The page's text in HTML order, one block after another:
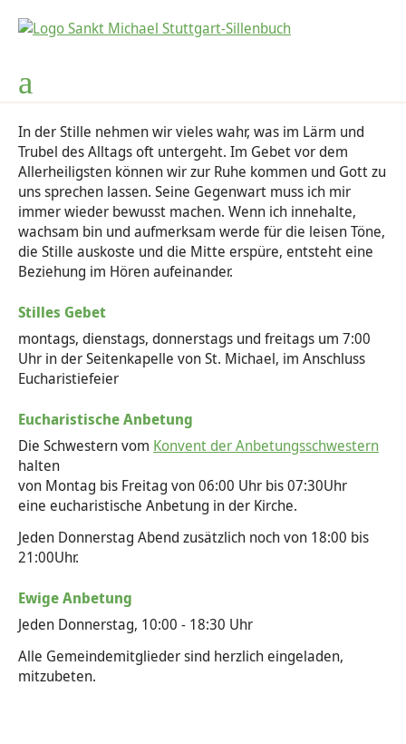
In der Stille nehmen wir vieles wahr, was im Lärm und
Trubel des Alltags oft untergeht. Im Gebet vor dem
Allerheiligsten können wir zur Ruhe kommen und Gott zu
uns sprechen lassen. Seine Gegenwart muss ich mir
immer wieder bewusst machen. Wenn ich innehalte,
wachsam bin und aufmerksam werde für die leisen Töne,
die Stille auskoste und die Mitte erspüre, entsteht eine
Beziehung im Hören aufeinander.
Stilles Gebet
montags, dienstags, donnerstags und freitags um 7:00
Uhr in der Seitenkapelle von St. Michael, im Anschluss
Eucharistiefeier
Eucharistische Anbetung
Die Schwestern vom Konvent der Anbetungsschwestern
halten
von Montag bis Freitag von 06:00 Uhr bis 07:30Uhr
eine eucharistische Anbetung in der Kirche.
Jeden Donnerstag Abend zusätzlich noch von 18:00 bis
21:00Uhr.
Ewige Anbetung
Jeden Donnerstag, 10:00 - 18:30 Uhr
Alle Gemeindemitglieder sind herzlich eingeladen,
mitzubeten.
Kontakte
Pastoralteam
Ansprechpartner auf einen Blick
Kontakt Nachbarschaftshilfe
Vermietung unserer Gemeinderäume
Seelsorge
Kircheneintritt
Erstkommunion
Firmung
Versöhnung
Krankenseelsorge
Tod & Trauer
Gemeinde
Angebote für Senioren
Weltkirche
Maria 2.0
Sankt Martin
Sternsinger
Yoga und Meditation
Kirchengemeinderat
Kinder- und Straßenfest
Kuchenspenden
Soziales
Cafe Alberta / Wilde 13
Förderverein Wilde Alberta Heuriedbuch
Förderverein für soziale Aufgaben
Kindertagesstätten
Stellenangebote
Musik
Kinderchor
Choralschola / Kantorendienst
Organistin / Chorleiterin
Bücherei
Bücherei - online
Leseförderung
Lesecafé
News
Newsletter
GKG Johannes XXIII.
Hohenheim, St. Antonius
Sillenbuch, St. Michael
Französisch-sprachige Gemeinde